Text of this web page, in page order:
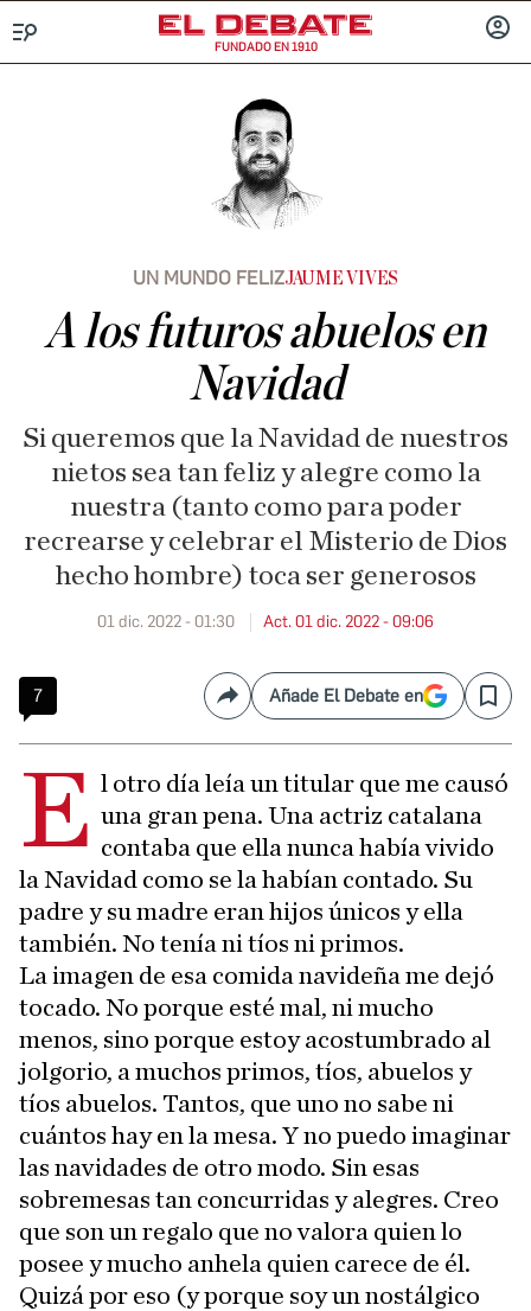
FUNDADO EN 1910
UN MUNDO FELIZJAUME VIVES
A los futuros abuelos en
Navidad
Si queremos que la Navidad de nuestros
nietos sea tan feliz y alegre como la
nuestra (tanto como para poder
recrearse y celebrar el Misterio de Dios
hecho hombre) toca ser generosos
01 dic. 2022 - 01:30 Act. 01 dic. 2022 - 09:06
7 CompartirAñade El Debate en Save
E l otro día leía un titular que me causó
una gran pena. Una actriz catalana
contaba que ella nunca había vivido
la Navidad como se la habían contado. Su
padre y su madre eran hijos únicos y ella
también. No tenía ni tíos ni primos.
La imagen de esa comida navideña me dejó
tocado. No porque esté mal, ni mucho
menos, sino porque estoy acostumbrado al
jolgorio, a muchos primos, tíos, abuelos y
tíos abuelos. Tantos, que uno no sabe ni
cuántos hay en la mesa. Y no puedo imaginar
las navidades de otro modo. Sin esas
sobremesas tan concurridas y alegres. Creo
que son un regalo que no valora quien lo
posee y mucho anhela quien carece de él.
Quizá por eso (y porque soy un nostálgico